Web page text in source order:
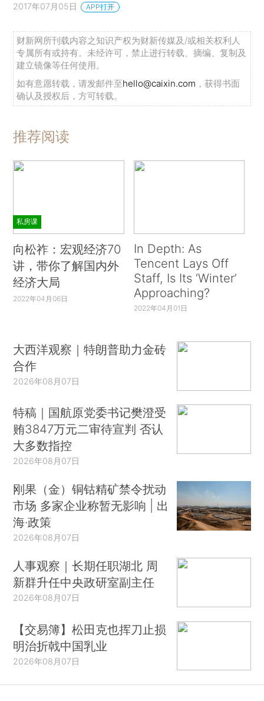
2017年07月05日 APP打开
财新网所刊载内容之知识产权为财新传媒及/或相关权利人
专属所有或持有。未经许可，禁止进行转载、摘编、复制及
建立镜像等任何使用。
如有意愿转载，请发邮件至hello@caixin.com ，获得书面
确认及授权后，方可转载。
推荐阅读
私房课
向松祚：宏观经济70
讲，带你了解国内外
经济大局
2022年04月06日
In Depth: As
Tencent Lays Off
Staff, Is Its ‘Winter’
Approaching?
2022年04月01日
大西洋观察｜特朗普助力金砖
合作
2026年08月07日
特稿｜国航原党委书记樊澄受
贿3847万元二审待宣判 否认
大多数指控
2026年08月07日
刚果（金）铜钴精矿禁令扰动
市场 多家企业称暂无影响 | 出
海·政策
2026年08月07日
人事观察｜长期任职湖北 周
新群升任中央政研室副主任
2026年08月07日
【交易簿】松田克也挥刀止损
明治折戟中国乳业
2026年08月07日